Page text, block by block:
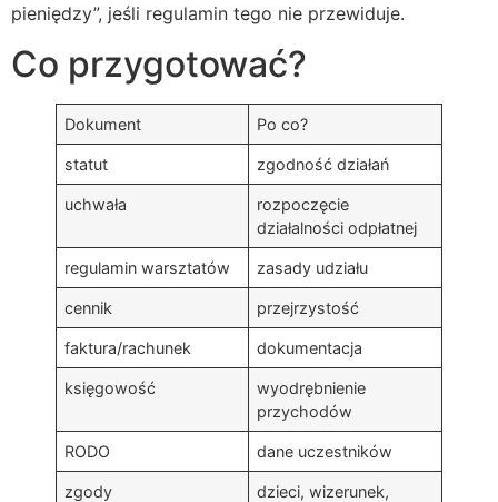
pieniędzy”, jeśli regulamin tego nie przewiduje.
Co przygotować?
Dokument Po co?
statut zgodność działań
uchwała
rozpoczęcie
działalności odpłatnej
regulamin warsztatów zasady udziału
cennik przejrzystość
faktura/rachunek dokumentacja
księgowość
wyodrębnienie
przychodów
RODO dane uczestników
zgody
dzieci, wizerunek,